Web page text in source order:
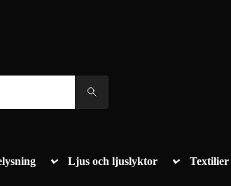
Ljus och ljuslyktor Textilier